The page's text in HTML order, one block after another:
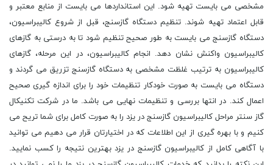
مشخصی می بایست تهیه شود. این استانداردها می بایست از منابع معتبر و
قابل اعتماد تهیه شوند. تنظیم دستگاه گازسنج، قبل از شروع کالیبراسیون،
دستگاه گازسنج می بایست به طور صحیح تنظیم شود تا به درستی به گازهای
کالیبراسیون واکنش نشان دهد. انجام کالیبراسیون، در این مرحله، گازهای
کالیبراسیون به ترتیب غلظت مشخصی به دستگاه گازسنج تزریق می گردند و
دستگاه می بایست به صورت خودکار تنظیمات خود را برای اندازه گیری صحیح
اعمال کند. در انتها بررسی و تنظیمات نهایی می باشد. ما در شرکت تکنیکال
گاز سنتر مراحل کالیبراسیون گازسنج در یزد را به صورت کامل برای شما تریح می
کنیم و با بهره گیری از این اطلاعات که در اختیارتان قرار می دهیم می توانید
با آگاهی کامل از کالیبراسیون گازسنج در یزد بهترین نتیجه را کسب نمایید.